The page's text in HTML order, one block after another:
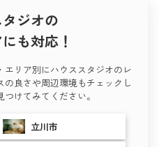
ジオの
も対応！
リア別にハウススタジオのレ
良さや周辺環境もチェックし
けてみてください。
立川市